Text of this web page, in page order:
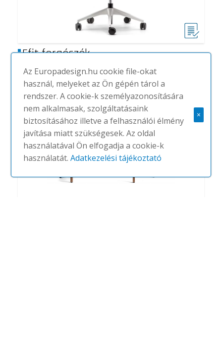
Efit forgószék
Az Europadesign.hu cookie file-okat
használ, melyeket az Ön gépén tárol a
rendszer. A cookie-k személyazonosítására
nem alkalmasak, szolgáltatásaink
biztosításához illetve a felhasználói élmény
javítása miatt szükségesek. Az oldal
használatával Ön elfogadja a cookie-k
használatát.Adatkezelési tájékoztató
×